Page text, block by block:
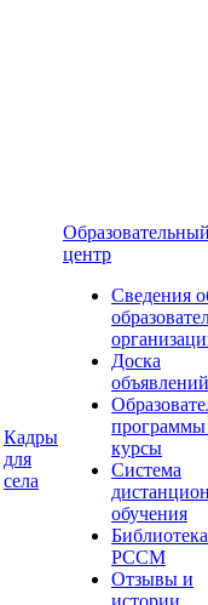
Кадры
для
села
центр
Сведения
Доска
объявлений
курсы
Система
обучения
Библиотека
РССМ
Отзывы и
истории